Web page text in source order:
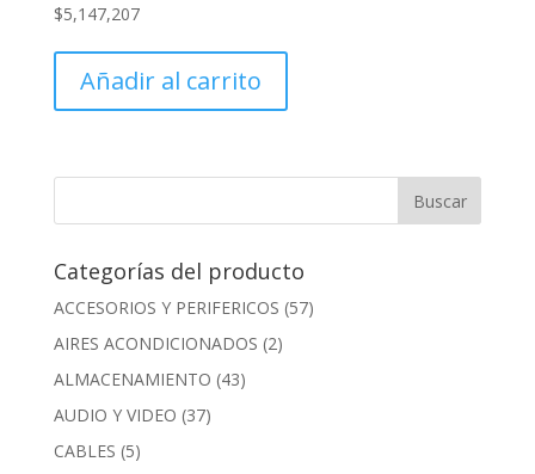
$5,147,207
Añadir al carrito
Categorías del producto
ACCESORIOS Y PERIFERICOS (57)
AIRES ACONDICIONADOS (2)
ALMACENAMIENTO (43)
AUDIO Y VIDEO (37)
CABLES (5)